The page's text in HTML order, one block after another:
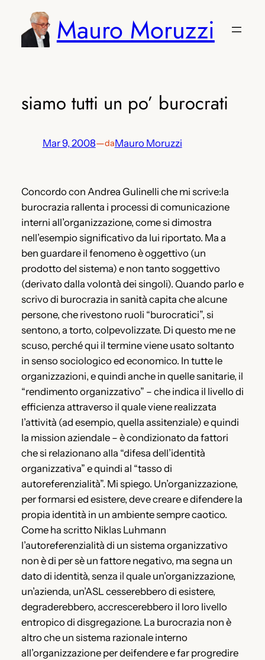
contenuto
Mauro Moruzzi
siamo tutti un po’ burocrati
Mar 9, 2008—daMauro Moruzzi
Concordo con Andrea Gulinelli che mi scrive:la
burocrazia rallenta i processi di comunicazione
interni all’organizzazione, come si dimostra
nell’esempio significativo da lui riportato. Ma a
ben guardare il fenomeno è oggettivo (un
prodotto del sistema) e non tanto soggettivo
(derivato dalla volontà dei singoli). Quando parlo e
scrivo di burocrazia in sanità capita che alcune
persone, che rivestono ruoli “burocratici”, si
sentono, a torto, colpevolizzate. Di questo me ne
scuso, perché qui il termine viene usato soltanto
in senso sociologico ed economico. In tutte le
organizzazioni, e quindi anche in quelle sanitarie, il
“rendimento organizzativo” – che indica il livello di
efficienza attraverso il quale viene realizzata
l’attività (ad esempio, quella assitenziale) e quindi
la mission aziendale – è condizionato da fattori
che si relazionano alla “difesa dell’identità
organizzativa” e quindi al “tasso di
autoreferenzialità”. Mi spiego. Un’organizzazione,
per formarsi ed esistere, deve creare e difendere la
propia identità in un ambiente sempre caotico.
Come ha scritto Niklas Luhmann
l’autoreferenzialità di un sistema organizzativo
non è di per sè un fattore negativo, ma segna un
dato di identità, senza il quale un’organizzazione,
un’azienda, un’ASL cesserebbero di esistere,
degraderebbero, accrescerebbero il loro livello
entropico di disgregazione. La burocrazia non è
altro che un sistema razionale interno
all’organizzazione per deifendere e far progredire